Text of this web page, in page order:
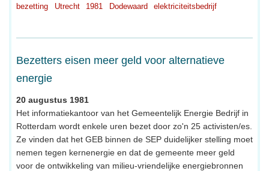
bezetting
Utrecht 1981 Dodewaard elektriciteitsbedrijf
Bezetters eisen meer geld voor alternatieve
energie
20 augustus 1981
Het informatiekantoor van het Gemeentelijk Energie Bedrijf in
Rotterdam wordt enkele uren bezet door zo'n 25 activisten/es.
Ze vinden dat het GEB binnen de SEP duidelijker stelling moet
nemen tegen kernenergie en dat de gemeente meer geld
voor de ontwikkeling van milieu-vriendelijke energiebronnen